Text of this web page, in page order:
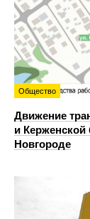
Общество
Движение
и Керженской
Новгороде